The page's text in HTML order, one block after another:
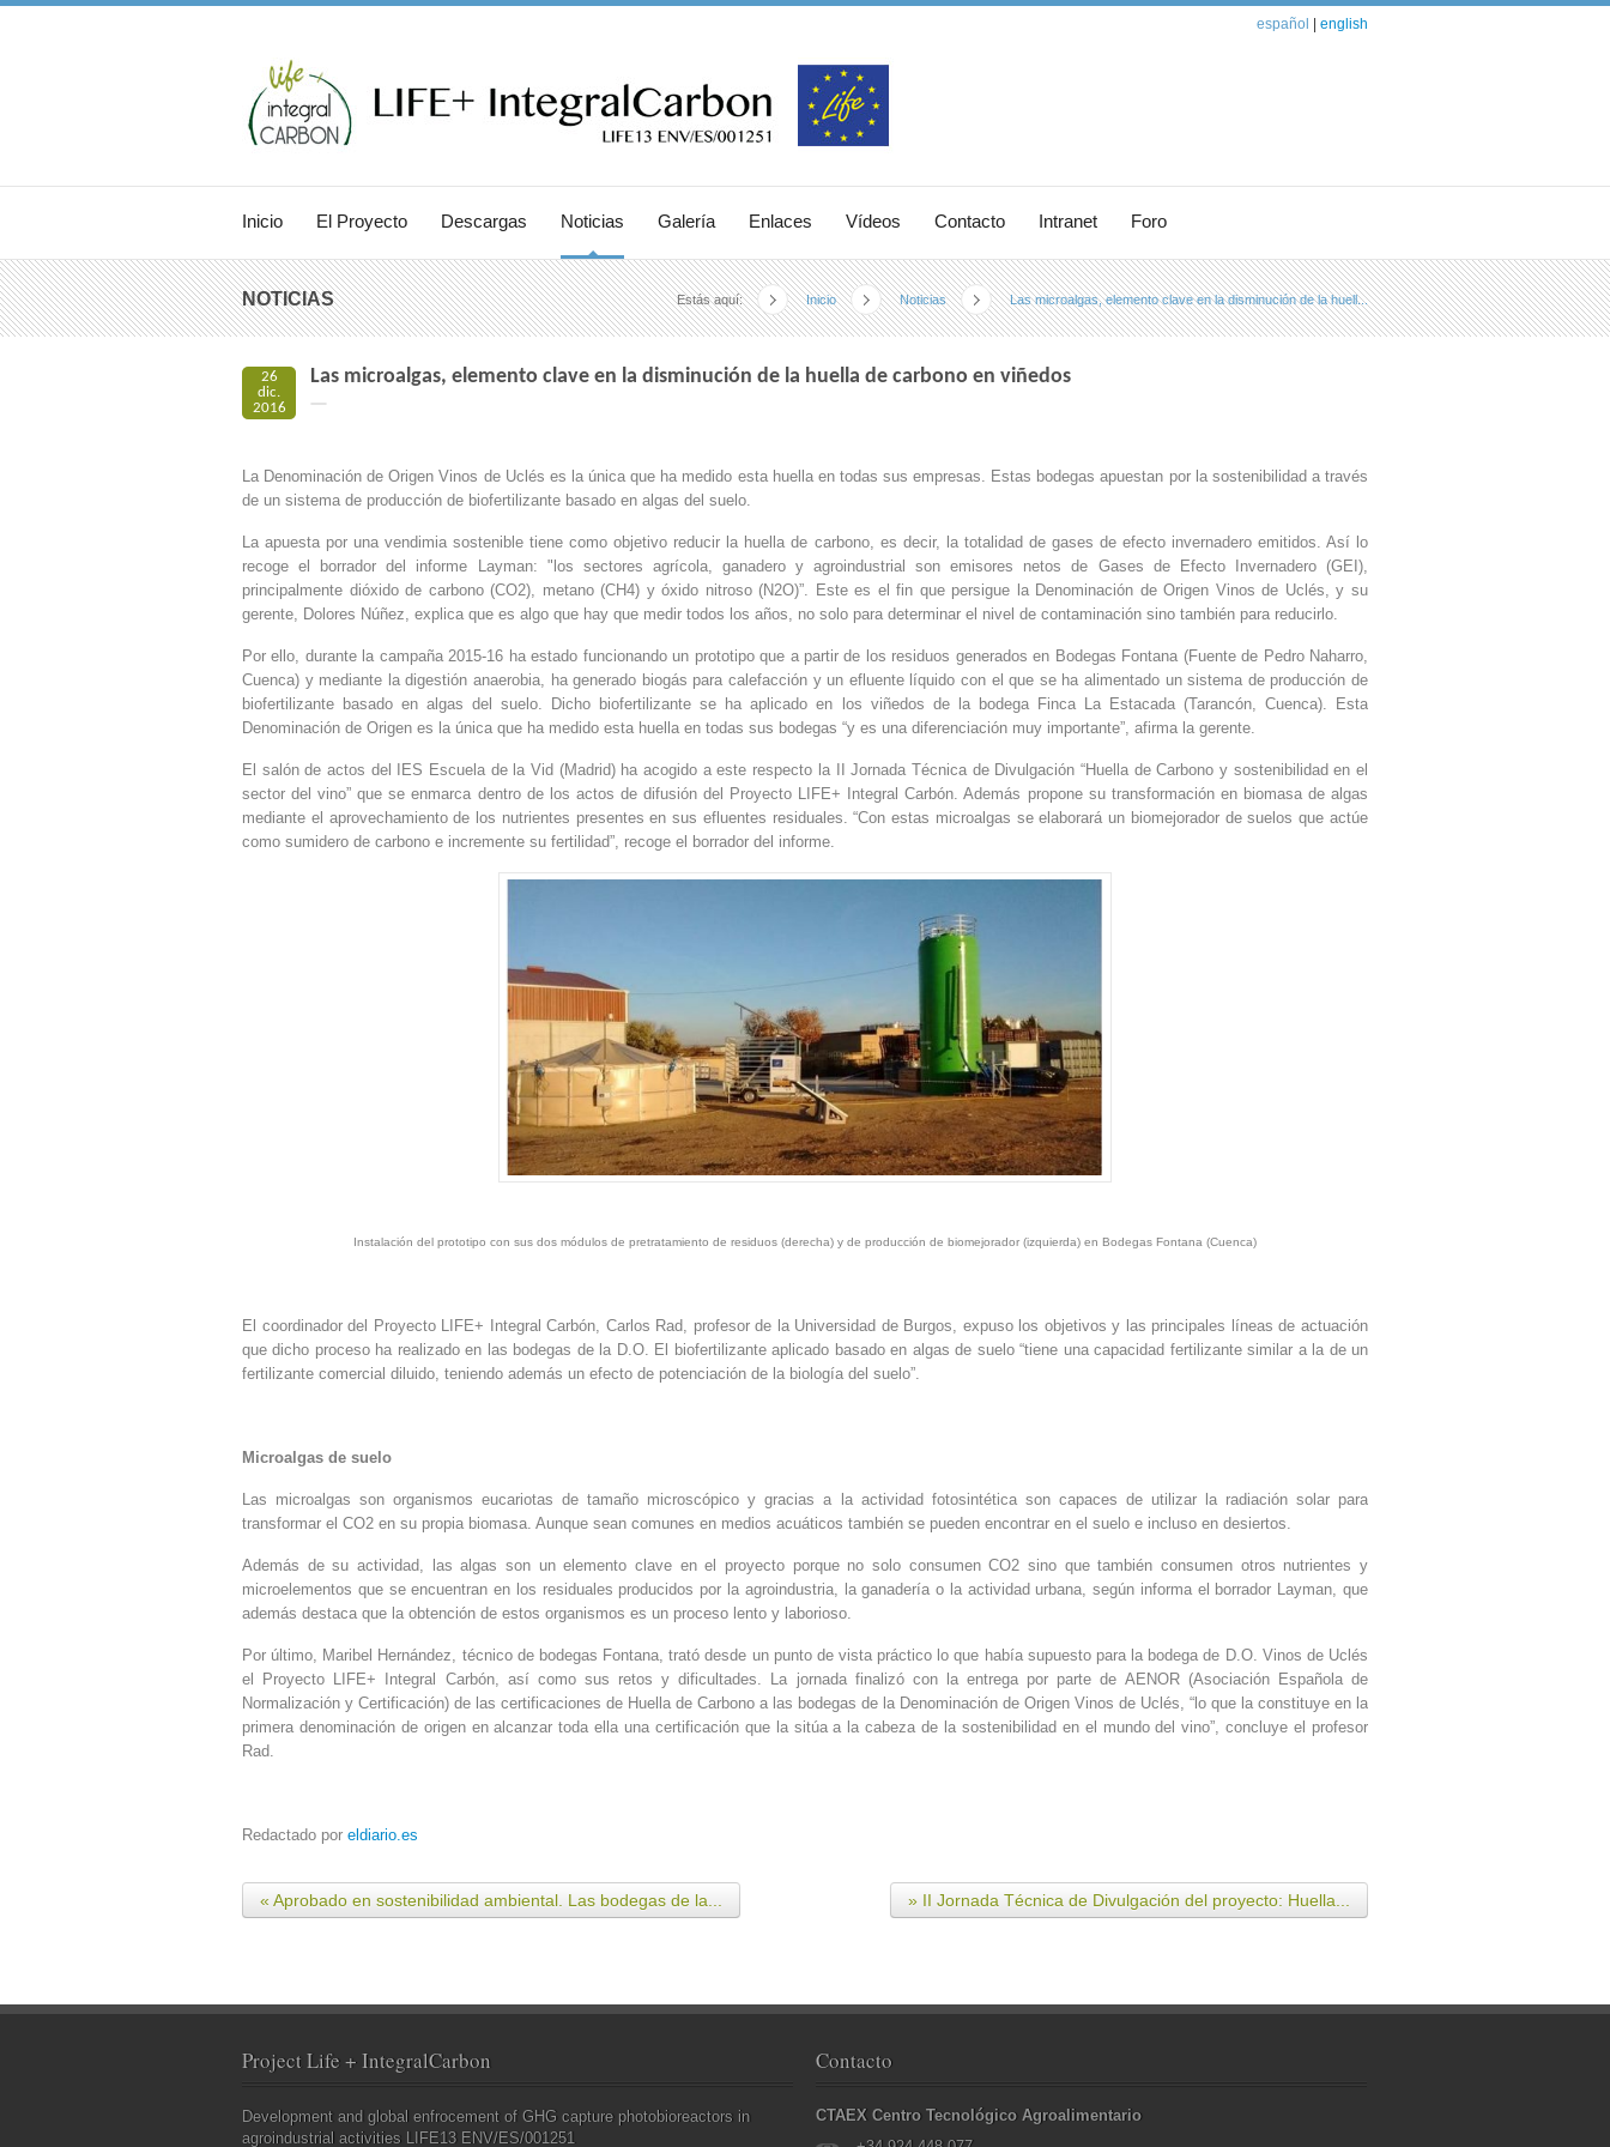
español english
Inicio El Proyecto Descargas Noticias Galería Enlaces Vídeos Contacto Intranet Foro
NOTICIAS Estás aquí: Inicio Noticias Las microalgas, elemento clave en la disminución de la huell...
26
dic.
2016
Las microalgas, elemento clave en la disminución de la huella de carbono en viñedos
La Denominación de Origen Vinos de Uclés es la única que ha medido esta huella en todas sus empresas. Estas bodegas apuestan por la sostenibilidad a través
de un sistema de producción de biofertilizante basado en algas del suelo.
La apuesta por una vendimia sostenible tiene como objetivo reducir la huella de carbono, es decir, la totalidad de gases de efecto invernadero emitidos. Así lo
recoge el borrador del informe Layman: "los sectores agrícola, ganadero y agroindustrial son emisores netos de Gases de Efecto Invernadero (GEI),
principalmente dióxido de carbono (CO2), metano (CH4) y óxido nitroso (N2O)”. Este es el fin que persigue la Denominación de Origen Vinos de Uclés, y su
gerente, Dolores Núñez, explica que es algo que hay que medir todos los años, no solo para determinar el nivel de contaminación sino también para reducirlo.
Por ello, durante la campaña 2015-16 ha estado funcionando un prototipo que a partir de los residuos generados en Bodegas Fontana (Fuente de Pedro Naharro,
Cuenca) y mediante la digestión anaerobia, ha generado biogás para calefacción y un efluente líquido con el que se ha alimentado un sistema de producción de
biofertilizante basado en algas del suelo. Dicho biofertilizante se ha aplicado en los viñedos de la bodega Finca La Estacada (Tarancón, Cuenca). Esta
Denominación de Origen es la única que ha medido esta huella en todas sus bodegas “y es una diferenciación muy importante”, afirma la gerente.
El salón de actos del IES Escuela de la Vid (Madrid) ha acogido a este respecto la II Jornada Técnica de Divulgación “Huella de Carbono y sostenibilidad en el
sector del vino” que se enmarca dentro de los actos de difusión del Proyecto LIFE+ Integral Carbón. Además propone su transformación en biomasa de algas
mediante el aprovechamiento de los nutrientes presentes en sus efluentes residuales. “Con estas microalgas se elaborará un biomejorador de suelos que actúe
como sumidero de carbono e incremente su fertilidad”, recoge el borrador del informe.
Instalación del prototipo con sus dos módulos de pretratamiento de residuos (derecha) y de producción de biomejorador (izquierda) en Bodegas Fontana (Cuenca)
El coordinador del Proyecto LIFE+ Integral Carbón, Carlos Rad, profesor de la Universidad de Burgos, expuso los objetivos y las principales líneas de actuación
que dicho proceso ha realizado en las bodegas de la D.O. El biofertilizante aplicado basado en algas de suelo “tiene una capacidad fertilizante similar a la de un
fertilizante comercial diluido, teniendo además un efecto de potenciación de la biología del suelo”.
Microalgas de suelo
Las microalgas son organismos eucariotas de tamaño microscópico y gracias a la actividad fotosintética son capaces de utilizar la radiación solar para
transformar el CO2 en su propia biomasa. Aunque sean comunes en medios acuáticos también se pueden encontrar en el suelo e incluso en desiertos.
Además de su actividad, las algas son un elemento clave en el proyecto porque no solo consumen CO2 sino que también consumen otros nutrientes y
microelementos que se encuentran en los residuales producidos por la agroindustria, la ganadería o la actividad urbana, según informa el borrador Layman, que
además destaca que la obtención de estos organismos es un proceso lento y laborioso.
Por último, Maribel Hernández, técnico de bodegas Fontana, trató desde un punto de vista práctico lo que había supuesto para la bodega de D.O. Vinos de Uclés
el Proyecto LIFE+ Integral Carbón, así como sus retos y dificultades. La jornada finalizó con la entrega por parte de AENOR (Asociación Española de
Normalización y Certificación) de las certificaciones de Huella de Carbono a las bodegas de la Denominación de Origen Vinos de Uclés, “lo que la constituye en la
primera denominación de origen en alcanzar toda ella una certificación que la sitúa a la cabeza de la sostenibilidad en el mundo del vino”, concluye el profesor
Rad.
Redactado por eldiario.es
« Aprobado en sostenibilidad ambiental. Las bodegas de la... » II Jornada Técnica de Divulgación del proyecto: Huella...
Project Life + IntegralCarbon
Development and global enfrocement of GHG capture photobioreactors in
agroindustrial activities LIFE13 ENV/ES/001251
Contacto
CTAEX Centro Tecnológico Agroalimentario